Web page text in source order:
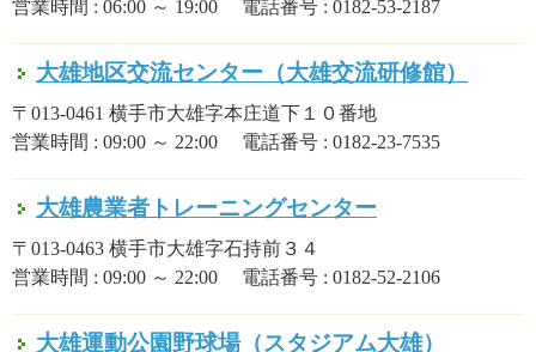
営業時間 : 06:00 ～ 19:00 電話番号 : 0182-53-2187
大雄地区交流センター（大雄交流研修館）
〒013-0461 横手市大雄字本庄道下１０番地
営業時間 : 09:00 ～ 22:00 電話番号 : 0182-23-7535
大雄農業者トレーニングセンター
〒013-0463 横手市大雄字石持前３４
営業時間 : 09:00 ～ 22:00 電話番号 : 0182-52-2106
大雄運動公園野球場（スタジアム大雄）